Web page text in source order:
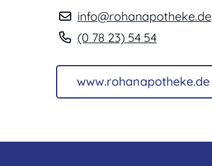
www.rohanapotheke.de
info@rohanapotheke.de
(0 78 23) 54 54